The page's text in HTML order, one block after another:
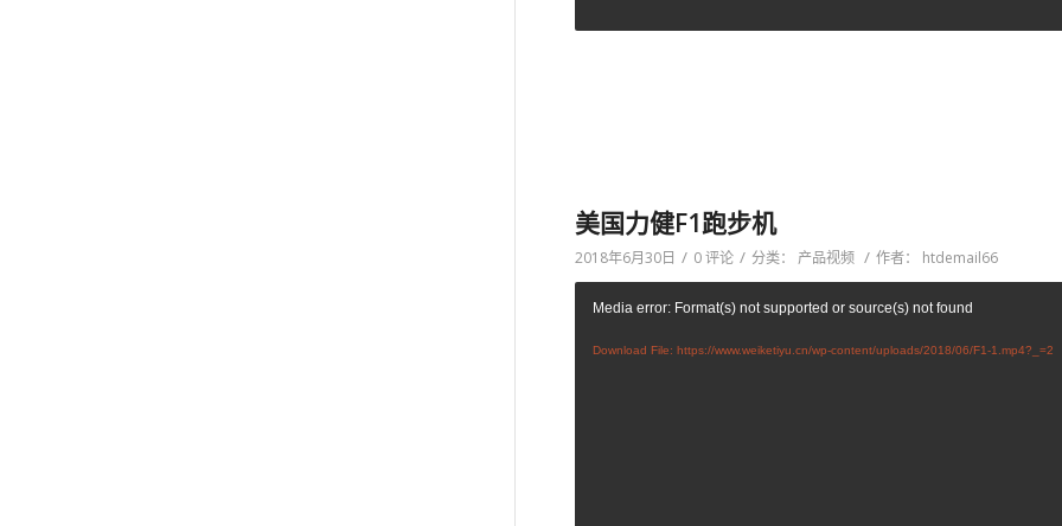
美国力健F1跑步机
2018年6月30日 / 0 评论 / 分类： 产品视频 / 作者： htdemail66
Media error: Format(s) not supported or source(s) not found
Download File: https://www.weiketiyu.cn/wp-content/uploads/2018/06/F1-1.mp4?_=2